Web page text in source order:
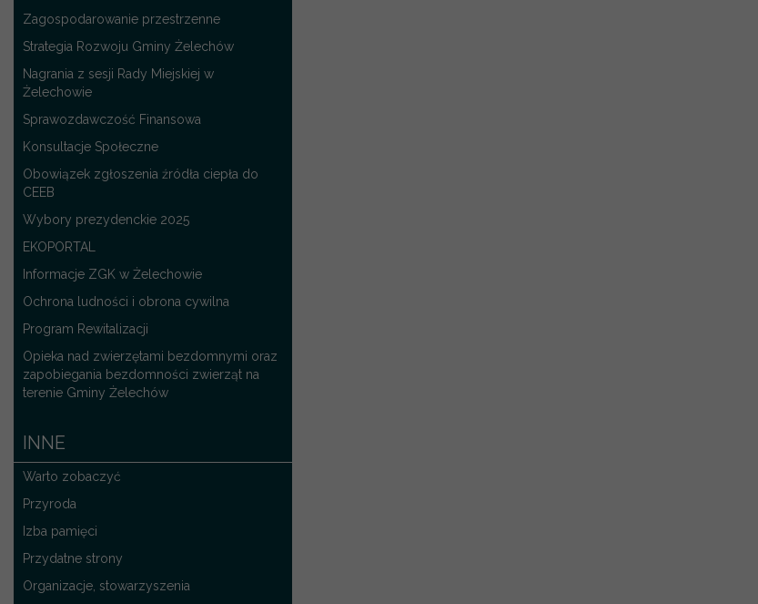
Zagospodarowanie przestrzenne
Strategia Rozwoju Gminy Żelechów
Nagrania z sesji Rady Miejskiej w
Żelechowie
Sprawozdawczość Finansowa
Konsultacje Społeczne
Obowiązek zgłoszenia źródła ciepła do
CEEB
Wybory prezydenckie 2025
EKOPORTAL
Informacje ZGK w Żelechowie
Ochrona ludności i obrona cywilna
Program Rewitalizacji
Opieka nad zwierzętami bezdomnymi oraz
zapobiegania bezdomności zwierząt na
terenie Gminy Żelechów
INNE
Warto zobaczyć
Przyroda
Izba pamięci
Przydatne strony
Organizacje, stowarzyszenia